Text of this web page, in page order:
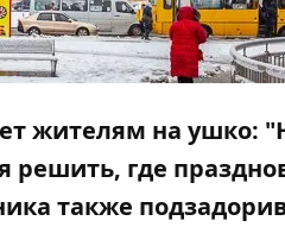
жителям на ушко:
где
также